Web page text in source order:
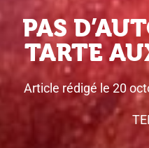
PAS
TARTE
Article rédigé le20